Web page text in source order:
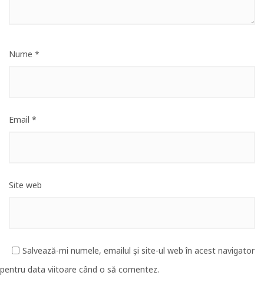
Nume *
Email *
Site web
Salvează-mi numele, emailul și site-ul web în acest navigator
pentru data viitoare când o să comentez.